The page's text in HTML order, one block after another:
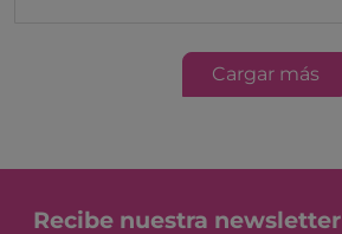
Cargar más
Recibe nuestra newsletter